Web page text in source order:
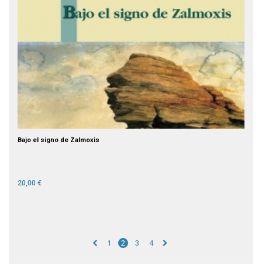
Bajo el signo de Zalmoxis
20,00 €
1 2 3 4